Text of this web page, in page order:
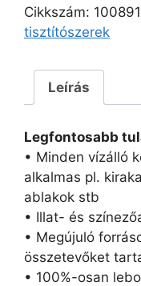
Cikkszám:
tisztítószerek
Leírás
Legfontosabb
• Minden vízálló
alkalmas pl.
ablakok stb
• Illat- és
• Megújuló
összetevőket
• 100%-osan